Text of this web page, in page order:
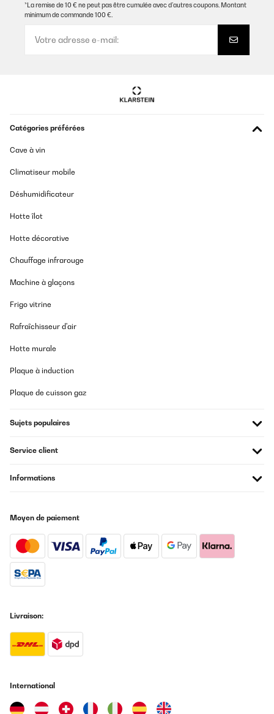
*La remise de 10 € ne peut pas être cumulée avec d’autres coupons. Montant
minimum de commande 100 €.
Catégories préférées
Cave à vin
Climatiseur mobile
Déshumidificateur
Hotte îlot
Hotte décorative
Chauffage infrarouge
Machine à glaçons
Frigo vitrine
Rafraîchisseur d'air
Hotte murale
Plaque à induction
Plaque de cuisson gaz
Sujets populaires
Service client
Informations
Moyen de paiement
Livraison:
International